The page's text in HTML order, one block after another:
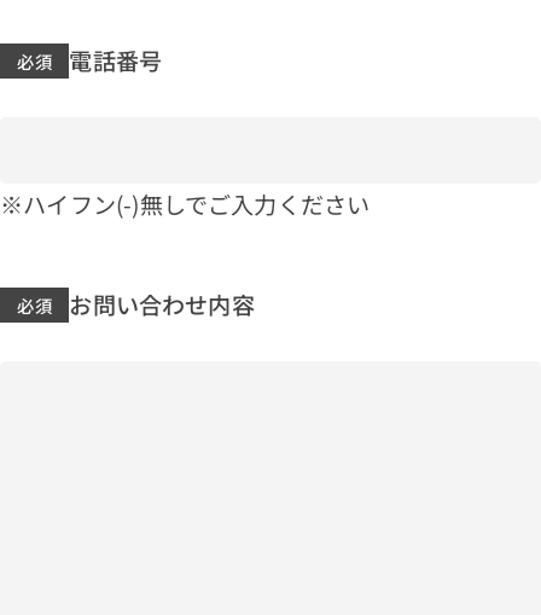
電話番号
※ハイフン(-)無しでご入力ください
お問い合わせ内容